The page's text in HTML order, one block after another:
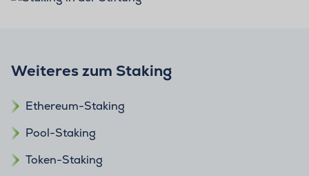
Weiteres zum Staking
Ethereum-Staking
Pool-Staking
Token-Staking